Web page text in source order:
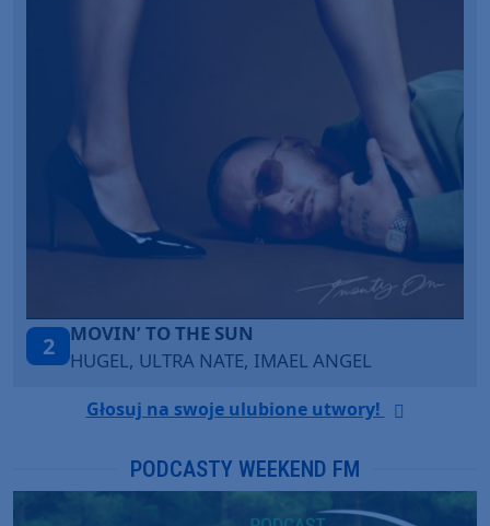
TO THE SUN
ULTRA NATE, IMAEL ANGEL
Głosuj na swoje ulubione utwory!
PODCASTY WEEKEND FM